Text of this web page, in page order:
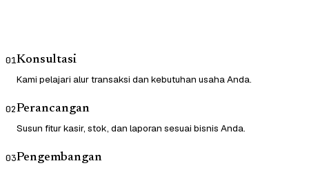
01Konsultasi
Kami pelajari alur transaksi dan kebutuhan usaha Anda.
02Perancangan
Susun fitur kasir, stok, dan laporan sesuai bisnis Anda.
03Pengembangan